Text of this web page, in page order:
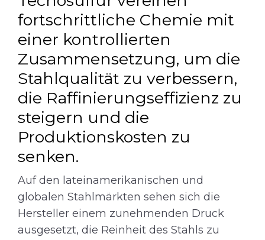
fortschrittliche Chemie mit
einer kontrollierten
Zusammensetzung, um die
Stahlqualität zu verbessern,
die Raffinierungseffizienz zu
steigern und die
Produktionskosten zu
senken.
Auf den lateinamerikanischen und
globalen Stahlmärkten sehen sich die
Hersteller einem zunehmenden Druck
ausgesetzt, die Reinheit des Stahls zu